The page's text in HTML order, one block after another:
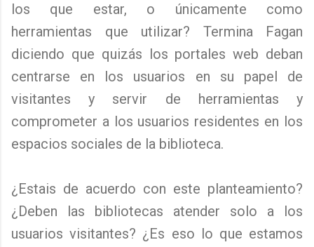
los que estar, o únicamente como
herramientas que utilizar? Termina Fagan
diciendo que quizás los portales web deban
centrarse en los usuarios en su papel de
visitantes y servir de herramientas y
comprometer a los usuarios residentes en los
espacios sociales de la biblioteca.
¿Estais de acuerdo con este planteamiento?
¿Deben las bibliotecas atender solo a los
usuarios visitantes? ¿Es eso lo que estamos